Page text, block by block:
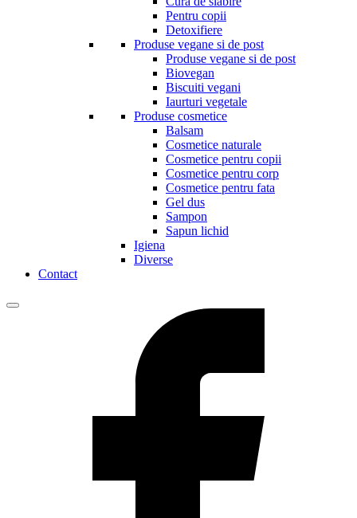
Pentru copii
Detoxifiere
Produse vegane si de post
Produse vegane si de post
Biovegan
Biscuiti vegani
Iaurturi vegetale
Produse cosmetice
Balsam
Cosmetice naturale
Cosmetice pentru copii
Cosmetice pentru corp
Cosmetice pentru fata
Gel dus
Sampon
Sapun lichid
Igiena
Diverse
Contact